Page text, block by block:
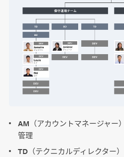
AM（アカウントマネージャー
管理
TD（テクニカルディレクター